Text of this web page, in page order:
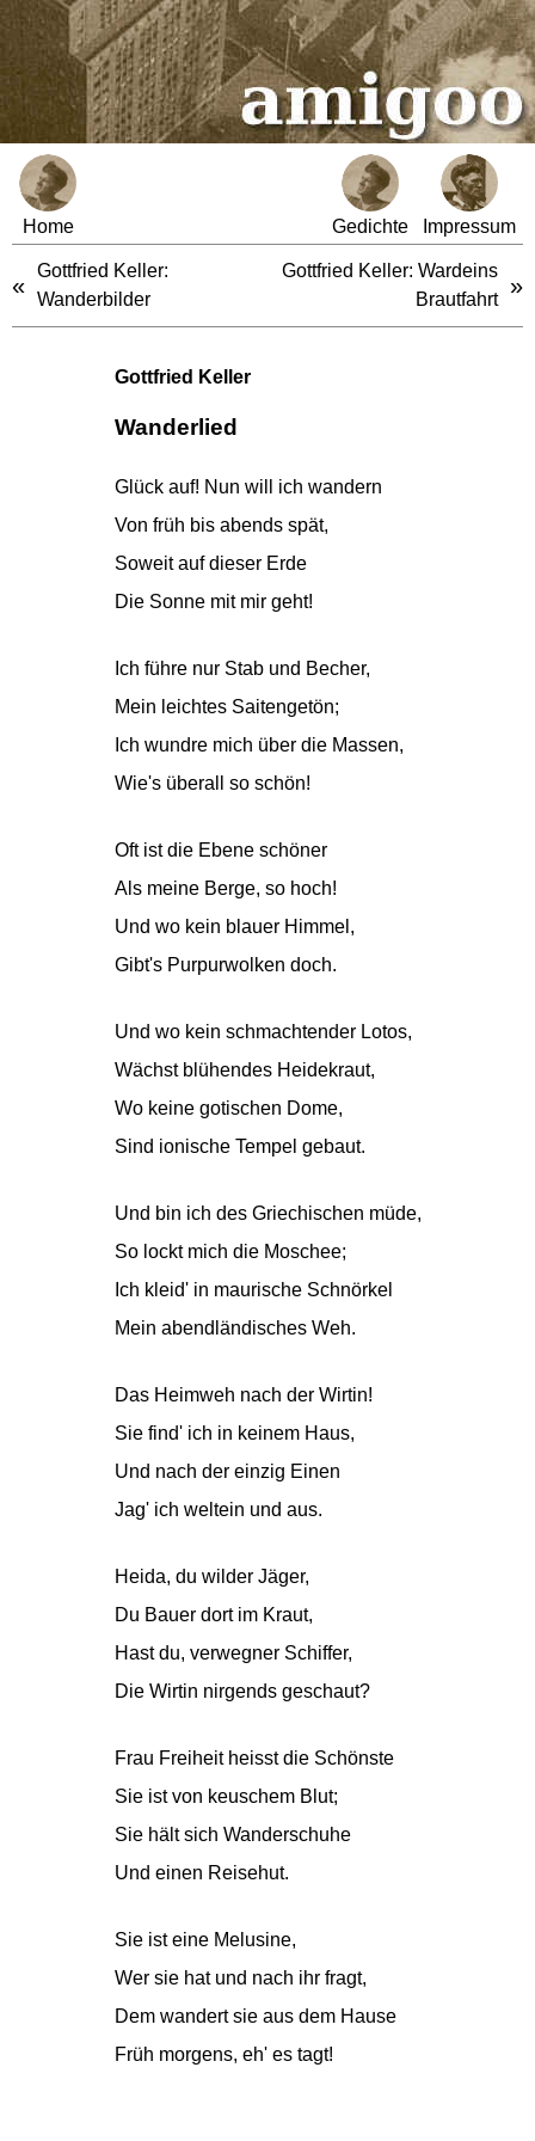
Home Gedichte Impressum
«
Gottfried Keller:
Wanderbilder
Gottfried Keller: Wardeins
Brautfahrt
»
Gottfried Keller
Wanderlied
Glück auf! Nun will ich wandern
Von früh bis abends spät,
Soweit auf dieser Erde
Die Sonne mit mir geht!
Ich führe nur Stab und Becher,
Mein leichtes Saitengetön;
Ich wundre mich über die Massen,
Wie's überall so schön!
Oft ist die Ebene schöner
Als meine Berge, so hoch!
Und wo kein blauer Himmel,
Gibt's Purpurwolken doch.
Und wo kein schmachtender Lotos,
Wächst blühendes Heidekraut,
Wo keine gotischen Dome,
Sind ionische Tempel gebaut.
Und bin ich des Griechischen müde,
So lockt mich die Moschee;
Ich kleid' in maurische Schnörkel
Mein abendländisches Weh.
Das Heimweh nach der Wirtin!
Sie find' ich in keinem Haus,
Und nach der einzig Einen
Jag' ich weltein und aus.
Heida, du wilder Jäger,
Du Bauer dort im Kraut,
Hast du, verwegner Schiffer,
Die Wirtin nirgends geschaut?
Frau Freiheit heisst die Schönste
Sie ist von keuschem Blut;
Sie hält sich Wanderschuhe
Und einen Reisehut.
Sie ist eine Melusine,
Wer sie hat und nach ihr fragt,
Dem wandert sie aus dem Hause
Früh morgens, eh' es tagt!